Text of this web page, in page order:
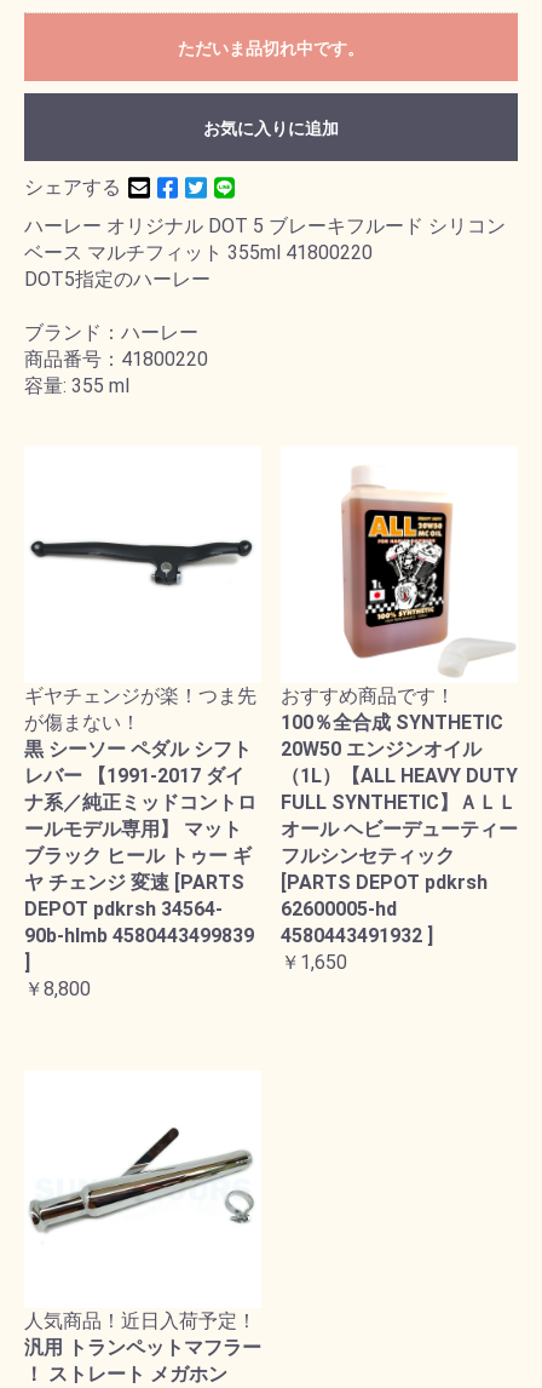
ただいま品切れ中です。
お気に入りに追加
シェアする
ハーレー オリジナル DOT 5 ブレーキフルード シリコン
ベース マルチフィット 355ml 41800220
DOT5指定のハーレー
ブランド：ハーレー
商品番号：41800220
容量: 355 ml
ギヤチェンジが楽！つま先
が傷まない！
黒 シーソー ペダル シフト
レバー 【1991-2017 ダイ
ナ系／純正ミッドコントロ
ールモデル専用】 マット
ブラック ヒール トゥー ギ
ヤ チェンジ 変速 [PARTS
DEPOT pdkrsh 34564-
90b-hlmb 4580443499839
]
￥8,800
おすすめ商品です！
100％全合成 SYNTHETIC
20W50 エンジンオイル
（1L）【ALL HEAVY DUTY
FULL SYNTHETIC】ＡＬＬ
オール ヘビーデューティー
フルシンセティック
[PARTS DEPOT pdkrsh
62600005-hd
4580443491932 ]
￥1,650
人気商品！近日入荷予定！
汎用 トランペットマフラー
！ ストレート メガホン